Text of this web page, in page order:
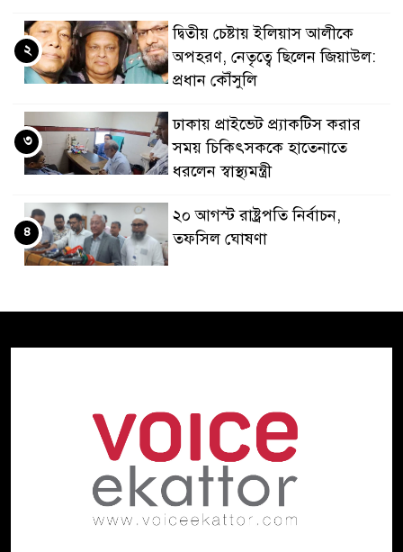
দ্বিতীয় চেষ্টায় ইলিয়াস আলীকে
অপহরণ, নেতৃত্বে ছিলেন জিয়াউল:
প্রধান কৌঁসুলি
২
ঢাকায় প্রাইভেট প্র্যাকটিস করার
সময় চিকিৎসককে হাতেনাতে
ধরলেন স্বাস্থ্যমন্ত্রী
৩
২০ আগস্ট রাষ্ট্রপতি নির্বাচন,
তফসিল ঘোষণা
৪
৫
প্রতিক্রিয়া ঢাকার
বিপৎসীমার ওপরে তিস্তা কুশিয়ারা
উজানের ঢল ও ভারী বৃষ্টিতে বন্যার
শঙ্কায় ১০ জেলা